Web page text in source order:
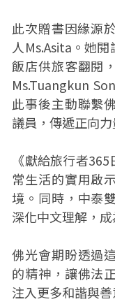
此次贈書因緣源
人Ms.Asita。她
飯店供旅客翻閱
Ms.Tuangkun
此事後主動聯繫
議員，傳遞正向
《獻給旅行者
常生活的實用啟
境。同時，中泰
深化中文理解，
佛光會期盼透過
的精神，讓佛法
注入更多和諧與善